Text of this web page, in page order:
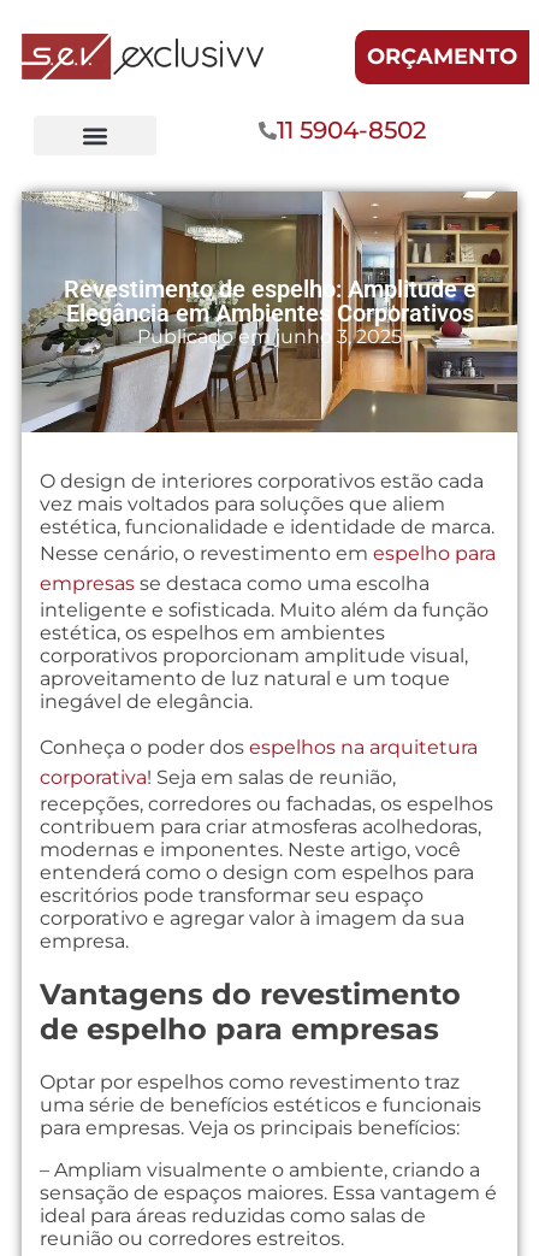
ORÇAMENTO
11 5904-8502
Revestimento de espelho: Amplitude e
Elegância em Ambientes Corporativos
Publicado em junho 3, 2025
O design de interiores corporativos estão cada
vez mais voltados para soluções que aliem
estética, funcionalidade e identidade de marca.
Nesse cenário, o revestimento em espelho para
empresas se destaca como uma escolha
inteligente e sofisticada. Muito além da função
estética, os espelhos em ambientes
corporativos proporcionam amplitude visual,
aproveitamento de luz natural e um toque
inegável de elegância.
Conheça o poder dos espelhos na arquitetura
corporativa! Seja em salas de reunião,
recepções, corredores ou fachadas, os espelhos
contribuem para criar atmosferas acolhedoras,
modernas e imponentes. Neste artigo, você
entenderá como o design com espelhos para
escritórios pode transformar seu espaço
corporativo e agregar valor à imagem da sua
empresa.
Vantagens do revestimento
de espelho para empresas
Optar por espelhos como revestimento traz
uma série de benefícios estéticos e funcionais
para empresas. Veja os principais benefícios:
– Ampliam visualmente o ambiente, criando a
sensação de espaços maiores. Essa vantagem é
ideal para áreas reduzidas como salas de
reunião ou corredores estreitos.